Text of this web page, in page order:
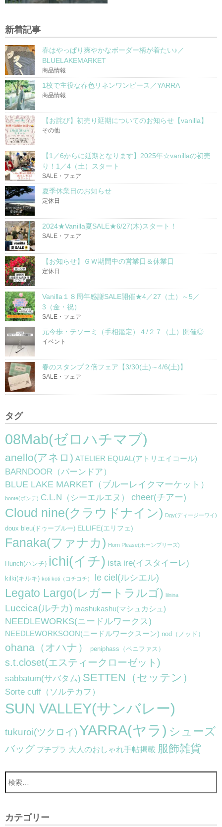
新着記事
春はやっぱり爽やかなボーダー柄が着たい♪／
BLUELAKEMARKET
商品情報
1枚で主役な春色リネンワンピース／YARRA
商品情報
【お詫び】初売り延期についてのお知らせ【vanilla】
その他
【1／6からに延期となります】2025年☆vanillaの初売
り！1／4（土）スタート
SALE・フェア
夏季休業日のお知らせ
定休日
2024★Vanilla夏SALE★6/27(木)スタート！
SALE・フェア
【お知らせ】ＧＷ期間中の営業日＆休業日
定休日
Vanilla１８周年感謝SALE開催★4／27（土）～5／
3（金・祝）
SALE・フェア
元今歩・テソーミ（手相鑑定）４/２７（土）開催◎
イベント
春のスタンプ２倍フェア【3/30(土)～4/6(土)】
SALE・フェア
タグ
08Mab(ゼロハチマブ)
anello(アネロ) ATELIER EQUAL(アトリエイコール)
BARNDOOR（バーンドア）
BLUE LAKE MARKET（ブルーレイクマーケット）
bonte(ボンテ) C.L.N（シーエルエヌ） cheer(チアー)
Cloud nine(クラウドナイン) Dgy(ディージーワイ)
doux bleu(ドゥーブルー) ELLIFE(エリフェ)
Fanaka(ファナカ) Horn Please(ホーンプリーズ)
Hunch(ハンチ) ichi(イチ) ista ire(イスタイーレ)
kilki(キルキ) koti koti（コチコチ） le ciel(ルシエル)
Legato Largo(レガートラルゴ) lilnina
Luccica(ルチカ) mashukashu(マシュカシュ)
NEEDLEWORKS(ニードルワークス)
NEEDLEWORKSOON(ニードルワークスーン) nod（ノッド）
ohana（オハナ） peniphass（ペニファス）
s.t.closet(エスティークローゼット)
sabbatum(サバタム) SETTEN（セッテン）
Sorte cuff（ソルテカフ）
SUN VALLEY(サンバレー)
tukuroi(ツクロイ) YARRA(ヤラ) シューズ
バッグ プチプラ 大人のおしゃれ手帖掲載 服飾雑貨
カテゴリー